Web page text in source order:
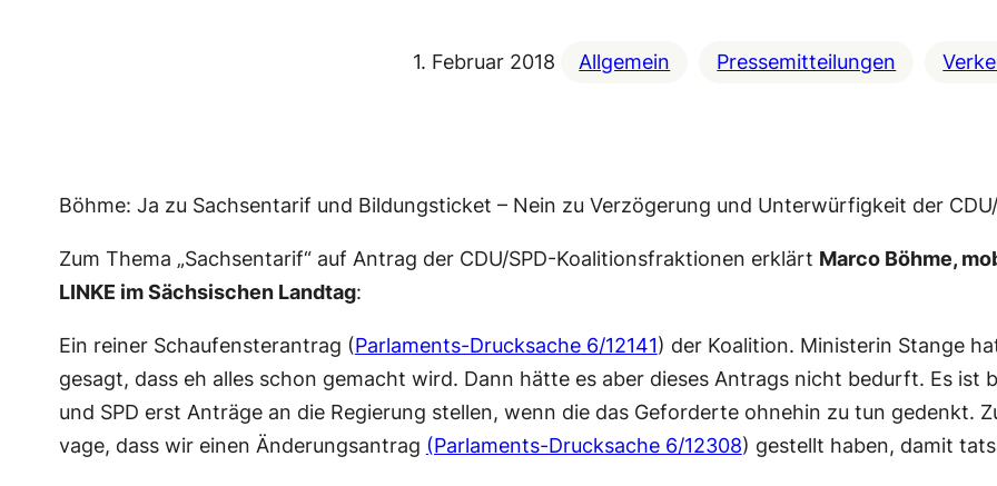
1. Februar 2018 Allgemein Pressemitteilungen
Böhme: Ja zu Sachsentarif und Bildungsticket – Nein zu Verzögerung und Unterwürfigkeit der
Zum Thema „Sachsentarif“ auf Antrag der CDU/SPD-Koalitionsfraktionen erklärt Marco Böhme,
LINKE im Sächsischen Landtag:
Ein reiner Schaufensterantrag (Parlaments-Drucksache 6/12141) der Koalition. Ministerin Stange
gesagt, dass eh alles schon gemacht wird. Dann hätte es aber dieses Antrags nicht bedurft. Es ist
und SPD erst Anträge an die Regierung stellen, wenn die das Geforderte ohnehin zu tun gedenkt.
vage, dass wir einen Änderungsantrag (Parlaments-Drucksache 6/12308) gestellt haben, damit